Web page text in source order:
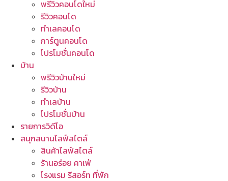
พรีวิวคอนโดใหม่
รีวิวคอนโด
ทำเลคอนโด
การ์ตูนคอนโด
โปรโมชั่นคอนโด
บ้าน
พรีวิวบ้านใหม่
รีวิวบ้าน
ทำเลบ้าน
โปรโมชั่นบ้าน
รายการวิดีโอ
สนุกสนานไลฟ์สไตล์
สินค้าไลฟ์สไตล์
ร้านอร่อย คาเฟ่
โรงแรม รีสอร์ท ที่พัก